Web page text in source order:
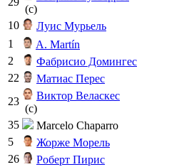
(c)
10
Луис Мурьель
1
A. Martín
2
Фабрисио Домингес
22
Матиас Перес
23
Виктор Веласкес
(c)
35
Marcelo Chaparro
5
Жорже Морель
26
Роберт Пирис